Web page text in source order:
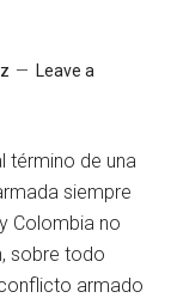
Leave a
término de una
siempre
Colombia no
sobre todo
armado